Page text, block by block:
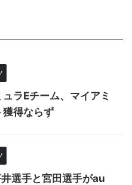
ュラEチーム、マイアミ
得ならず
選手と宮田選手がau